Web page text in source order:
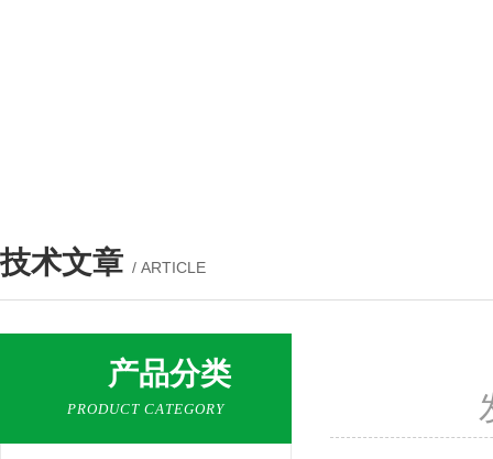
技术文章 / ARTICLE
产品分类
PRODUCT CATEGORY